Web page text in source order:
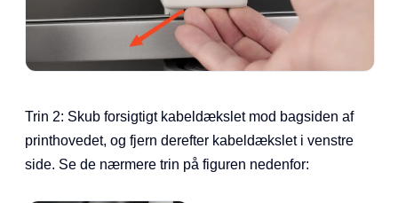
Trin 2: Skub forsigtigt kabeldækslet mod bagsiden af
printhovedet, og fjern derefter kabeldækslet i venstre
side. Se de nærmere trin på figuren nedenfor: